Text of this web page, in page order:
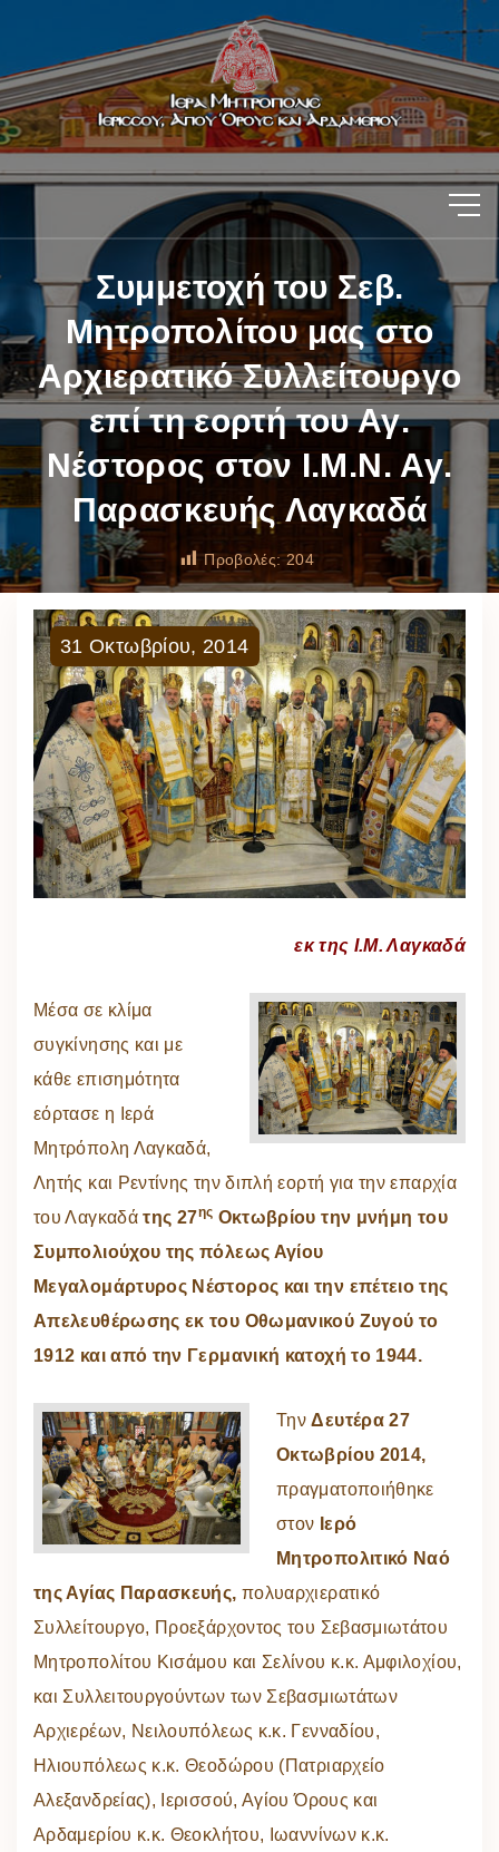
Συμμετοχή του Σεβ.
Μητροπολίτου μας στο
Αρχιερατικό Συλλείτουργο
επί τη εορτή του Αγ.
Νέστορος στον Ι.Μ.Ν. Αγ.
Παρασκευής Λαγκαδά
Προβολές: 204
31 Οκτωβρίου, 2014
εκ της Ι.Μ. Λαγκαδά
Μέσα σε κλίμα
συγκίνησης και με
κάθε επισημότητα
εόρτασε η Ιερά
Μητρόπολη Λαγκαδά,
Λητής και Ρεντίνης την διπλή εορτή για την επαρχία
του Λαγκαδάτης 27ης Οκτωβρίου την μνήμη του
Συμπολιούχου της πόλεως Αγίου
Μεγαλομάρτυρος Νέστορος και την επέτειο της
Απελευθέρωσης εκ του Οθωμανικού Ζυγού το
1912 και από την Γερμανική κατοχή το 1944.
ΤηνΔευτέρα 27
Οκτωβρίου 2014,
πραγματοποιήθηκε
στον Ιερό
Μητροπολιτικό Ναό
της Αγίας Παρασκευής, πολυαρχιερατικό
Συλλείτουργο, Προεξάρχοντος του Σεβασμιωτάτου
Μητροπολίτου Κισάμου και Σελίνου κ.κ. Αμφιλοχίου,
και Συλλειτουργούντων των Σεβασμιωτάτων
Αρχιερέων, Νειλουπόλεως κ.κ. Γενναδίου,
Ηλιουπόλεως κ.κ. Θεοδώρου (Πατριαρχείο
Αλεξανδρείας), Ιερισσού, Αγίου Όρους και
Αρδαμερίου κ.κ. Θεοκλήτου, Ιωαννίνων κ.κ.